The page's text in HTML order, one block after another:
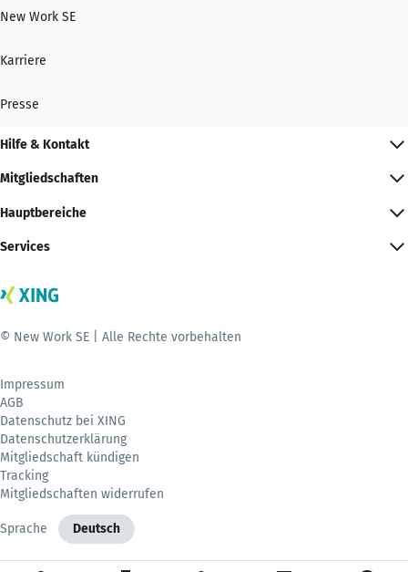
New Work SE
Karriere
Presse
Hilfe & Kontakt
Mitgliedschaften
Hauptbereiche
Services
© New Work SE | Alle Rechte vorbehalten
Impressum
AGB
Datenschutz bei XING
Datenschutzerklärung
Mitgliedschaft kündigen
Tracking
Mitgliedschaften widerrufen
Sprache Deutsch